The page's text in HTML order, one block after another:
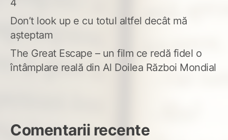
4
Don’t look up e cu totul altfel decât mă
așteptam
The Great Escape – un film ce redă fidel o
întâmplare reală din Al Doilea Război Mondial
Comentarii recente